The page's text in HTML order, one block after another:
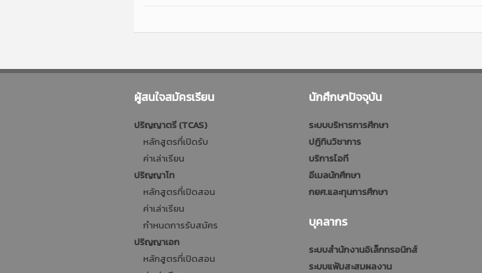
ผู้สนใจสมัครเรียน
ปริญญาตรี (TCAS)
หลักสูตรที่เปิดรับ
ค่าเล่าเรียน
ปริญญาโท
หลักสูตรที่เปิดสอน
ค่าเล่าเรียน
กำหนดการรับสมัคร
ปริญญาเอก
หลักสูตรที่เปิดสอน
นักศึกษาปัจจุบัน
ระบบบริหารการศึกษา
ปฎิทินวิชาการ
บริการไอที
อีเมลนักศึกษา
กยศ.และทุนการศึกษา
บุคลากร
ระบบสำนักงานอิเล็กทรอนิกส์
ระบบแฟ้มสะสมผลงาน